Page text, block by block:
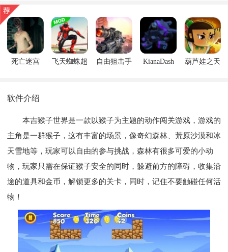
死亡迷宫
飞天蜘蛛超
自由狙击手 KianaDash
葫芦娃之天
软件介绍
本吉猴子世界是一款以猴子为主题的动作闯关游戏，游戏的
主角是一群猴子，这有丰富的场景，像奇幻森林、荒原沙漠和冰
天雪地等，玩家可以自由的参与挑战，森林有很多可爱的小动
物，玩家只需在保证猴子安全的同时，躲避前方的障碍，收集沿
途的道具和金币，解锁更多的关卡，同时，记住不要触碰任何活
物！